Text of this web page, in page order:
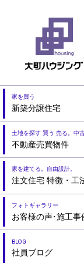
家を買う
新築分譲住宅
土地を探す 買う 売る。中
不動産売買物件
家を建てる。自由設計。
注文住宅 特徴・工
フォトギャラリー
お客様の声・施工事
BLOG
社員ブログ